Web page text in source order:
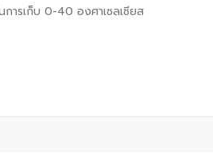
การเก็บ 0-40 องศาเซลเซียส